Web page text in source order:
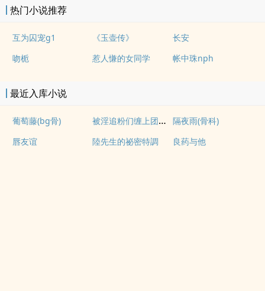
热门小说推荐
互为囚宠g1 《玉壶传》
长安
吻栀
惹人慊的女同学 帐中珠nph
最近入库小说
葡萄藤(bg骨) 被淫追粉们缠上团播女主播(露出NPH)
隔夜雨(骨科)
唇友谊
陸先生的祕密特調 良药与他